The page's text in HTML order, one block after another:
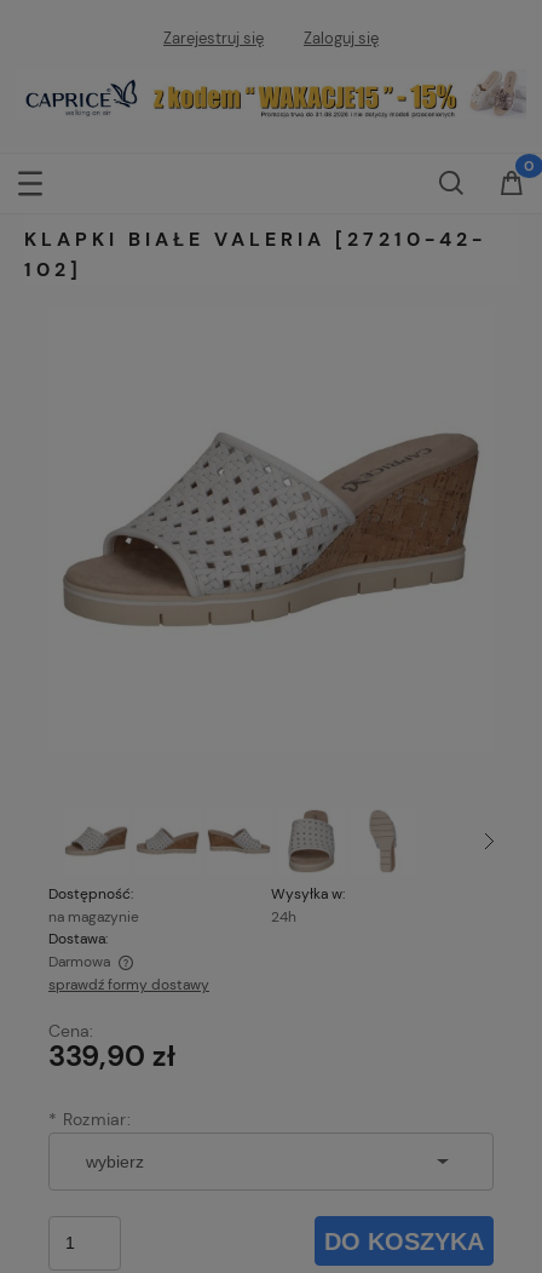
Zarejestruj się Zaloguj się
KLAPKI BIAŁE VALERIA [27210-42-
102]
Dostępność:
na magazynie
Wysyłka w:
24h
Dostawa:
Darmowa
Cena nie zawiera ewentualnych kosztów płatności
sprawdź formy dostawy
Cena:
339,90 zł
* Rozmiar:
DO KOSZYKA